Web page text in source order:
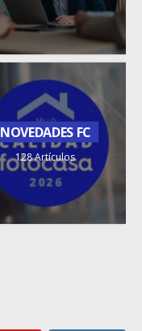
NOVEDADES FC
128 Artículos